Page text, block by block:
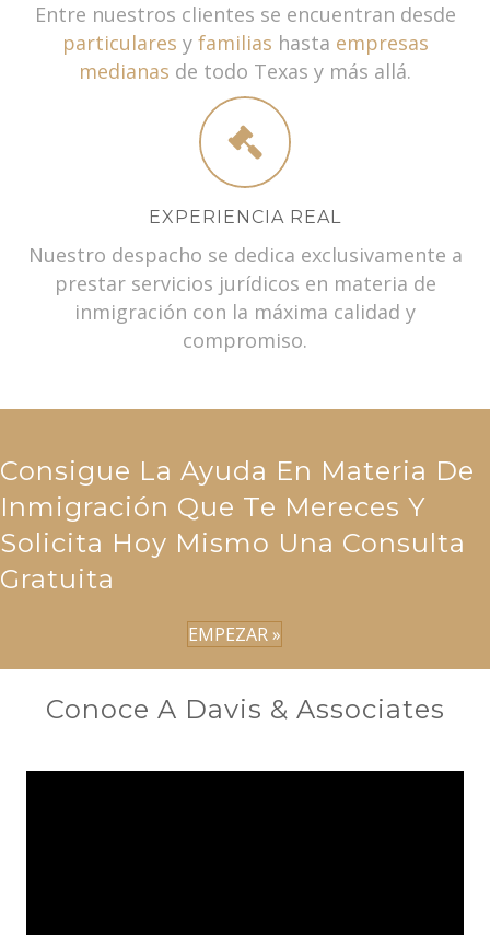
Entre nuestros clientes se encuentran desde
particulares y familias hasta empresas
medianas de todo Texas y más allá.
EXPERIENCIA REAL
Nuestro despacho se dedica exclusivamente a
prestar servicios jurídicos en materia de
inmigración con la máxima calidad y
compromiso.
Consigue La Ayuda En Materia De
Inmigración Que Te Mereces Y
Solicita Hoy Mismo Una Consulta
Gratuita
EMPEZAR »
Conoce A Davis & Associates